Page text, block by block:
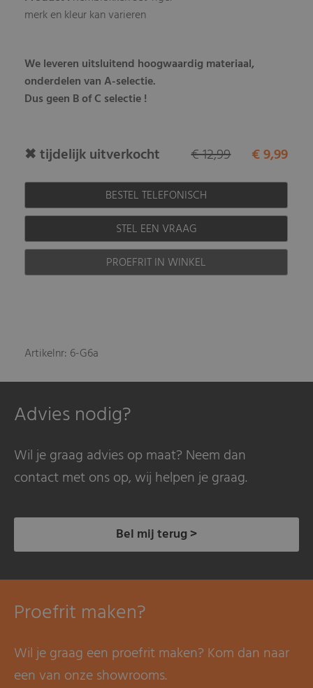
merk en kleur kan varieren
We leveren uitsluitend hoogwaardig materiaal,
onderdelen van A-selectie.
Dus geen B of C selectie !
✖ tijdelijk uitverkocht € 9,99
€ 12,99
BESTEL TELEFONISCH
STEL EEN VRAAG
PROEFRIT IN WINKEL
Artikelnr: 6-G6a
Advies nodig?
Wil je graag advies op maat? Neem dan
contact met ons op, wij helpen je graag.
Bel mij terug >
Proefrit maken?
Wil je graag een proefrit maken? Kom dan naar
een van onze showrooms.